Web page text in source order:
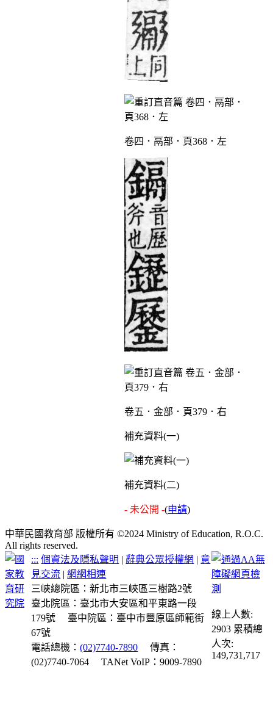
卷四．鬲部．頁368．左
卷五．金部．頁379．右
補充資料(一)
補充資料(二)
- 未公開 -(申請)
中華民國教育部 版權所有 ©2024 Ministry of Education, R.O.C.
All rights reserved.
::: 個資法及隱私聲明 | 辭典公眾授權網 | 意
見交流 |網網相連
三峽總院區：新北市三峽區三樹路2號
臺北院區：臺北市大安區和平東路一段
179號
臺中院區：臺中市豐原區師範街
67號
電話總機：(02)7740-7890
傳真：
(02)7740-7064
TANet VoIP：9009-7890
線上人數:
2903 累積總
人次:
149,731,717